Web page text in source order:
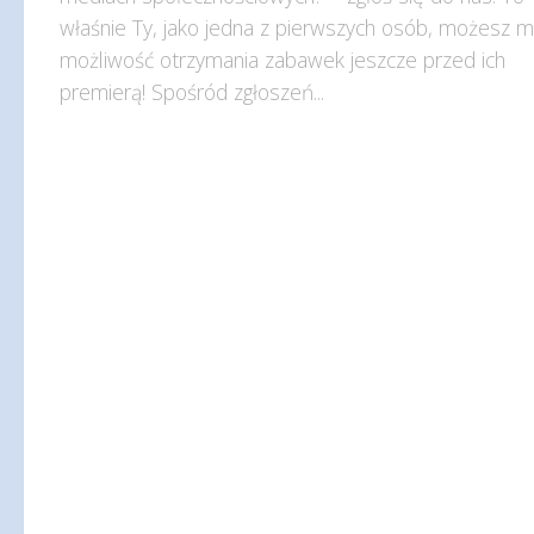
właśnie Ty, jako jedna z pierwszych osób, możesz
możliwość otrzymania zabawek jeszcze przed ich
premierą! Spośród zgłoszeń...